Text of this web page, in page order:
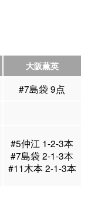
大阪薫英
#7島袋 9点
#5仲江 1-2-3本
#7島袋 2-1-3本
#11木本 2-1-3本